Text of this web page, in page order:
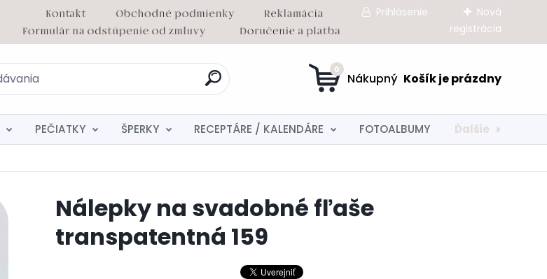
Prihlásenie
Nová
registrácia
0
PEČIATKY ŠPERKY RECEPTÁRE / KALENDÁRE FOTOALBUMY Ďalšie
Nálepky na svadobné fľaše
transpatentná 159